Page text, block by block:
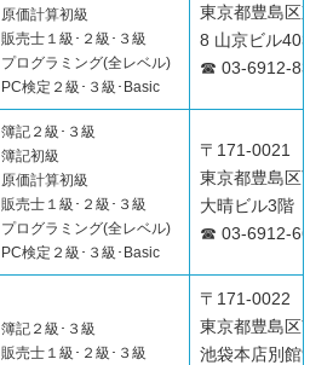
原価計算初級
販売士１級･２級･３級
プログラミング(全レベル)
PC検定２級･３級･Basic
東京都豊島区
8 山京ビル
☎ 03-6912-
簿記２級･３級
簿記初級
原価計算初級
販売士１級･２級･３級
プログラミング(全レベル)
PC検定２級･３級･Basic
〒171-0021
東京都豊島
大晴ビル3階
☎ 03-6912-
簿記２級･３級
販売士１級･２級･３級
〒171-0022
東京都豊島
池袋本店別館